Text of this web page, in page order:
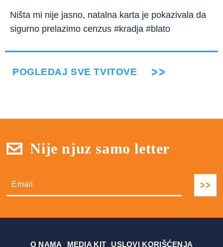
Ništa mi nije jasno, natalna karta je pokazivala da
sigurno prelazimo cenzus #kradja #blato
POGLEDAJ SVE TVITOVE
Nije njuz samo letter
О NAMA MEDIA KIT USLOVI KORIŠĆENJA